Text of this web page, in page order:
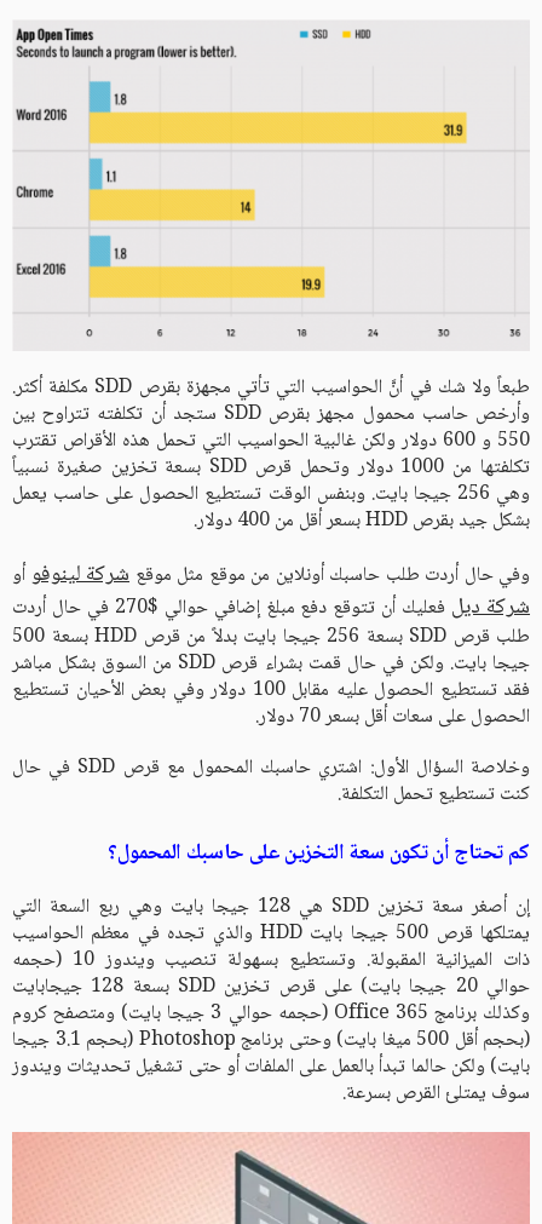
طبعاً ولا شك في أنَّ الحواسيب التي تأتي مجهزة بقرص SDD مكلفة أكثر.
وأرخص حاسب محمول مجهز بقرص SDD ستجد أن تكلفته تتراوح بين
550 و 600 دولار ولكن غالبية الحواسيب التي تحمل هذه الأقراص تقترب
تكلفتها من 1000 دولار وتحمل قرص SDD بسعة تخزين صغيرة نسبياً
وهي 256 جيجا بايت. وبنفس الوقت تستطيع الحصول على حاسب يعمل
بشكل جيد بقرص HDD بسعر أقل من 400 دولار.
وفي حال أردت طلب حاسبك أونلاين من موقع مثل موقع شركة لينوفوأو
شركة ديل
فعليك أن تتوقع دفع مبلغ إضافي حوالي $270 في حال أردت
طلب قرص SDD بسعة 256 جيجا بايت بدلاً من قرص HDD بسعة 500
جيجا بايت. ولكن في حال قمت بشراء قرص SDD من السوق بشكل مباشر
فقد تستطيع الحصول عليه مقابل 100 دولار وفي بعض الأحيان تستطيع
الحصول على سعات أقل بسعر 70 دولار.
وخلاصة السؤال الأول: اشتري حاسبك المحمول مع قرص SDD في حال
كنت تستطيع تحمل التكلفة.
كم تحتاج أن تكون سعة التخزين على حاسبك المحمول؟
إن أصغر سعة تخزين SDD هي 128 جيجا بايت وهي ربع السعة التي
يمتلكها قرص 500 جيجا بايت HDD والذي تجده في معظم الحواسيب
ذات الميزانية المقبولة. وتستطيع بسهولة تنصيب ويندوز 10 (حجمه
حوالي 20 جيجا بايت) على قرص تخزين SDD بسعة 128 جيجابايت
وكذلك برنامج Office 365 (حجمه حوالي 3 جيجا بايت) ومتصفح كروم
(بحجم أقل 500 ميغا بايت) وحتى برنامج Photoshop (بحجم 3.1 جيجا
بايت) ولكن حالما تبدأ بالعمل على الملفات أو حتى تشغيل تحديثات ويندوز
سوف يمتلئ القرص بسرعة.